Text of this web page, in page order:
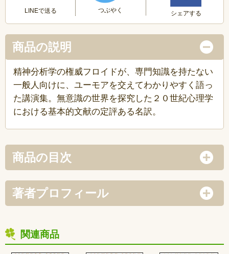
LINEで送る つぶやく シェアする
商品の説明
精神分析学の権威フロイドが、専門知識を持たない
一般人向けに、ユーモアを交えてわかりやすく語っ
た講演集。無意識の世界を探究した２０世紀心理学
における基本的文献の定評ある名訳。
商品の目次
著者プロフィール
関連商品